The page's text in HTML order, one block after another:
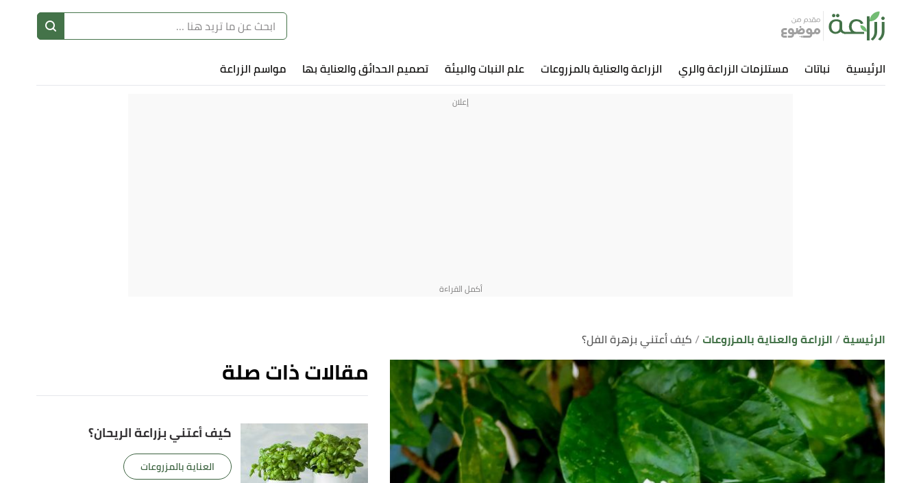
الرئيسية نباتات مستلزمات الزراعة والري الزراعة والعناية بالمزروعات علم النبات والبيئة تصميم الحدائق والعناية بها مواسم الزراعة
الرئيسية الزراعة والعناية بالمزروعات كيف أعتني بزهرة الفل؟
مقالات ذات صلة
كيف أعتني بزراعة الريحان؟
العناية بالمزروعات